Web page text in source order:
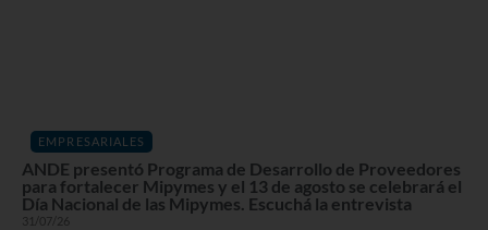
EMPRESARIALES
ANDE presentó Programa de Desarrollo de Proveedores
para fortalecer Mipymes y el 13 de agosto se celebrará el
Día Nacional de las Mipymes. Escuchá la entrevista
31/07/26